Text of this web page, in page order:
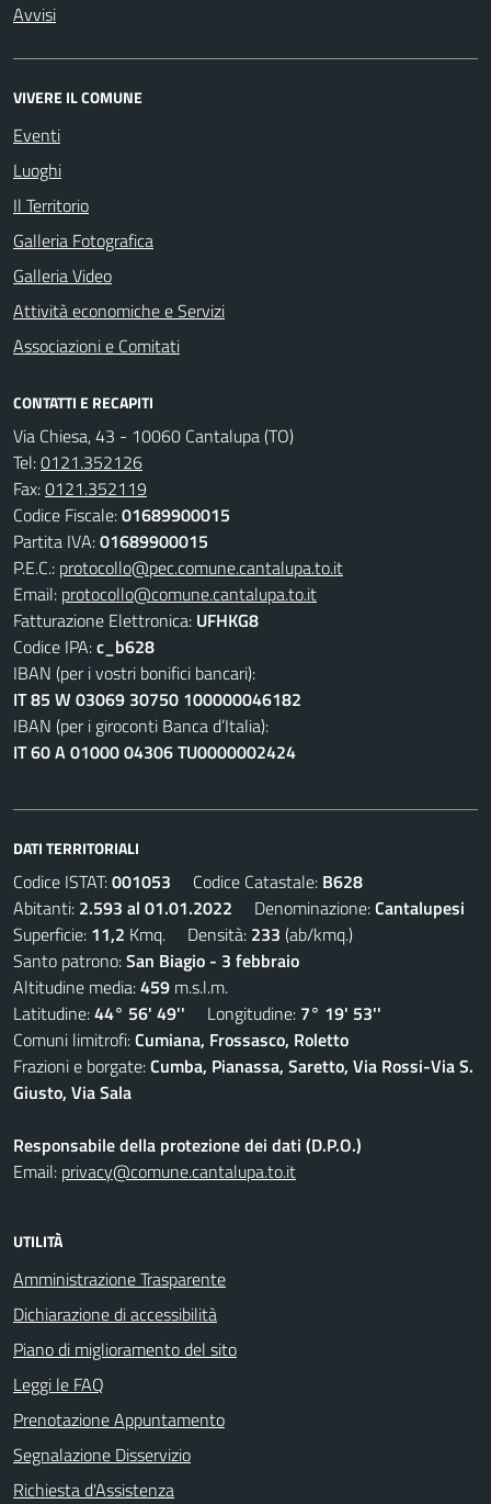
Avvisi
VIVERE IL COMUNE
Eventi
Luoghi
Il Territorio
Galleria Fotografica
Galleria Video
Attività economiche e Servizi
Associazioni e Comitati
CONTATTI E RECAPITI
Via Chiesa, 43 - 10060 Cantalupa (TO)
Tel:0121.352126
Fax:0121.352119
Codice Fiscale:01689900015
Partita IVA:01689900015
P.E.C.: protocollo@pec.comune.cantalupa.to.it
Email: protocollo@comune.cantalupa.to.it
Fatturazione Elettronica: UFHKG8
Codice IPA:c_b628
IBAN (per i vostri bonifici bancari):
IT 85 W 03069 30750 100000046182
IBAN (per i giroconti Banca d’Italia):
IT 60 A 01000 04306 TU0000002424
DATI TERRITORIALI
Codice ISTAT:001053 Codice Catastale: B628
Abitanti: 2.593 al 01.01.2022 Denominazione:Cantalupesi
Superficie: 11,2 Kmq. Densità: 233 (ab/kmq.)
Santo patrono:San Biagio - 3 febbraio
Altitudine media:459 m.s.l.m.
Latitudine:44° 56' 49'' Longitudine: 7° 19' 53''
Comuni limitrofi:Cumiana, Frossasco, Roletto
Frazioni e borgate:Cumba, Pianassa, Saretto, Via Rossi-Via S.
Giusto, Via Sala
Responsabile della protezione dei dati (D.P.O.)
Email: privacy@comune.cantalupa.to.it
UTILITÀ
Amministrazione Trasparente
Dichiarazione di accessibilità
Piano di miglioramento del sito
Leggi le FAQ
Prenotazione Appuntamento
Segnalazione Disservizio
Richiesta d'Assistenza